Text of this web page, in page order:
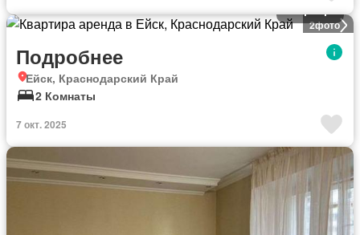
2фото
Подробнее
Ейск, Краснодарский Край
2 Комнаты
7 окт. 2025